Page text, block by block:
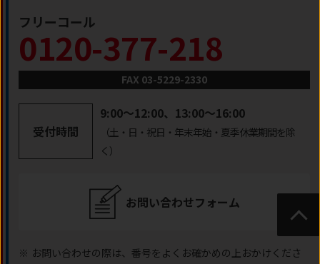
フリーコール
0120-377-218
FAX 03-5229-2330
受付時間
9:00～12:00、13:00～16:00
（土・日・祝日・年末年始・夏季休業期間を除
く）
お問い合わせフォーム
※ お問い合わせの際は、番号をよくお確かめの上おかけくださ
トップ